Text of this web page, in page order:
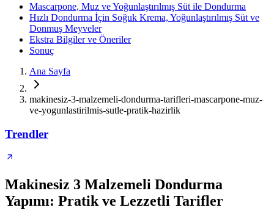
Mascarpone, Muz ve Yoğunlaştırılmış Süt ile Dondurma
Hızlı Dondurma İçin Soğuk Krema, Yoğunlaştırılmış Süt ve
Donmuş Meyveler
Ekstra Bilgiler ve Öneriler
Sonuç
Ana Sayfa
makinesiz-3-malzemeli-dondurma-tarifleri-mascarpone-muz-
ve-yogunlastirilmis-sutle-pratik-hazirlik
Trendler
Makinesiz 3 Malzemeli Dondurma
Yapımı: Pratik ve Lezzetli Tarifler